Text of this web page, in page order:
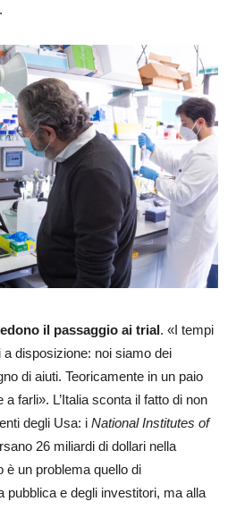
il passaggio ai trial. «I tempi
disposizione: noi siamo dei
di aiuti. Teoricamente in un paio
a farli». L’Italia sconta il fatto di non
degli Usa: i National Institutes of
26 miliardi di dollari nella
è un problema quello di
pubblica e degli investitori, ma alla